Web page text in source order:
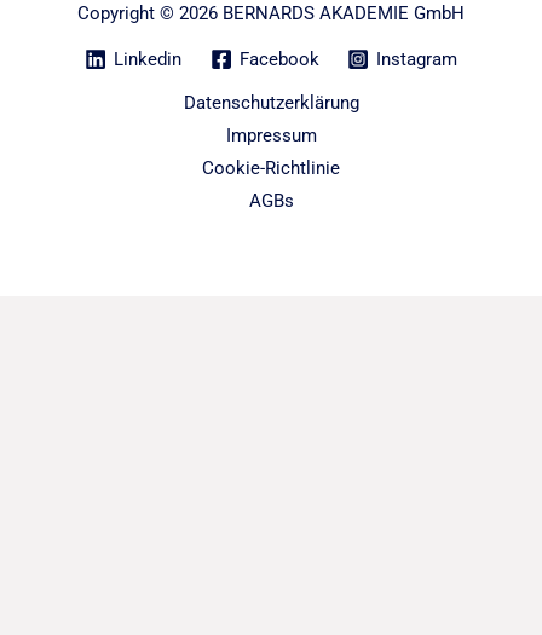
Copyright © 2026 BERNARDS AKADEMIE GmbH
Linkedin Facebook
Instagram
Datenschutzerklärung
Impressum
Cookie-Richtlinie
AGBs